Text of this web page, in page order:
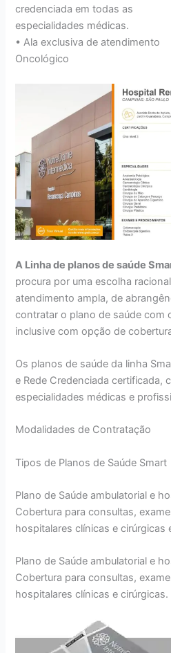
credenciada em todas as
especialidades médicas.
• Ala exclusiva de atendimento
Oncológico
A Linha de planos de saúde
procura por uma escolha
atendimento ampla, de
contratar o plano de saúde com
inclusive com opção de
Os planos de saúde da linha
e Rede Credenciada certificada,
especialidades médicas e
Modalidades de Contratação
Tipos de Planos de Saúde Smart
Plano de Saúde ambulatorial e
Cobertura para consultas,
hospitalares clínicas e cirúrgicas
Plano de Saúde ambulatorial e
Cobertura para consultas,
hospitalares clínicas e cirúrgicas.